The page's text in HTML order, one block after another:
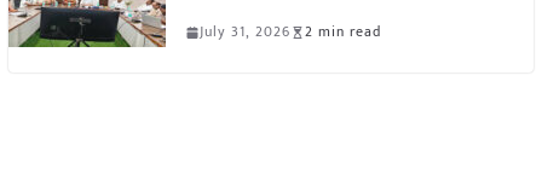
July 31, 2026 2 min read